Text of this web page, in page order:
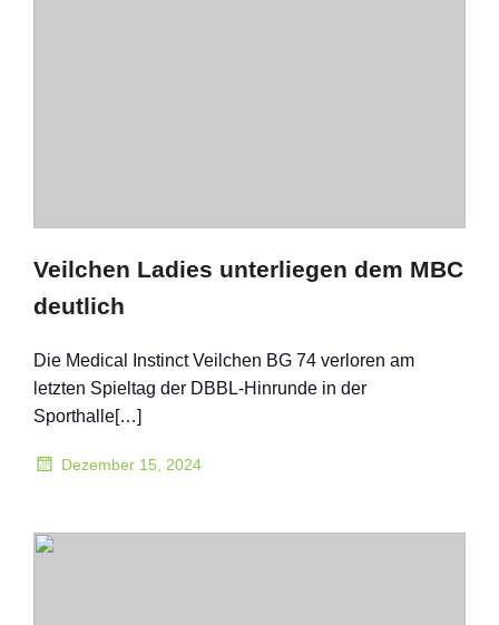
Veilchen Ladies unterliegen dem MBC
deutlich
Die Medical Instinct Veilchen BG 74 verloren am
letzten Spieltag der DBBL-Hinrunde in der
Sporthalle[…]
Dezember 15, 2024